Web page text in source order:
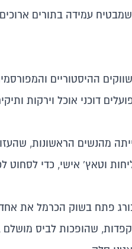
עמידה בתורים
ההיסטוריים
דוכני אוכל וירקות
מהנשים הראשונות,
וטאץ' אישי, כדי לסחוט
פתח בשוק הכרמל את
שהופכות לביס